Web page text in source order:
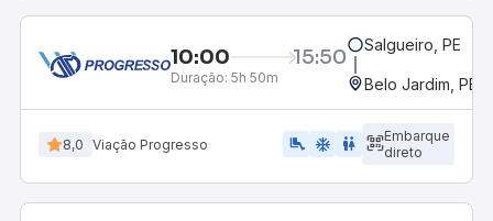
10:00 15:50
Duração: 5h 50m
Salgueiro, PE
Belo Jardim, PE
8,0 Viação Progresso airline_seat_legroom_extra ac_unit wc
Embarque
direto